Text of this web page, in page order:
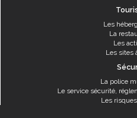
Les
La
Les
Les sites
La police
Le service sécurité,
Les